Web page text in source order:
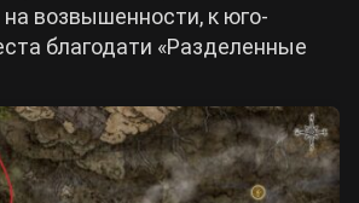
возвышенности, к юго-
благодати «Разделенные